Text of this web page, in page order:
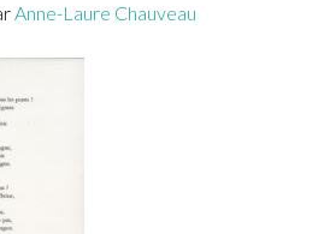
Anne-Laure Chauveau